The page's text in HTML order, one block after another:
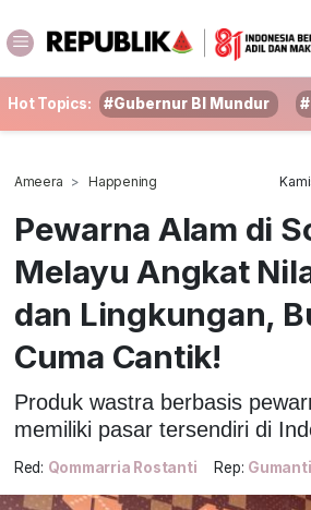
Hot Topics: #Gubernur BI Mundur
Ameera Happening
Pewarna Alam di
Melayu Angkat
dan Lingkungan,
Cuma Cantik!
Produk wastra berbasis
memiliki pasar tersendiri di
Red: Qommarria Rostanti Rep: